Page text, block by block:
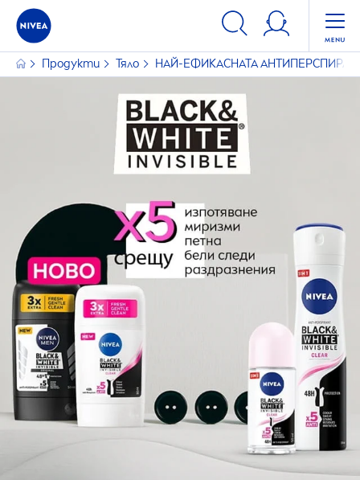
Продукти Тяло НАЙ-ЕФИКАСНАТА